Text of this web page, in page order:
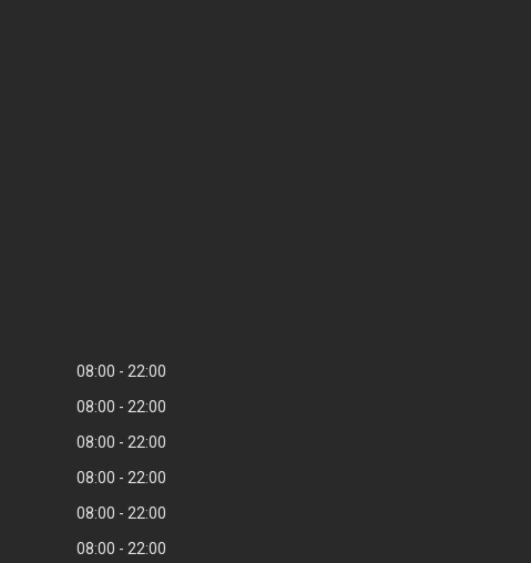
08:00
22:00
08:00
22:00
08:00
22:00
08:00
22:00
08:00
22:00
08:00 22:00